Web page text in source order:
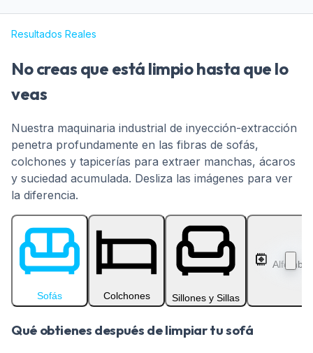
Resultados Reales
No creas que está limpio hasta que lo
veas
Nuestra maquinaria industrial de inyección-extracción
penetra profundamente en las fibras de sofás,
colchones y tapicerías para extraer manchas, ácaros
y suciedad acumulada. Desliza las imágenes para ver
la diferencia.
Sofás Colchones Sillones y Sillas
Qué obtienes después de limpiar tu sofá